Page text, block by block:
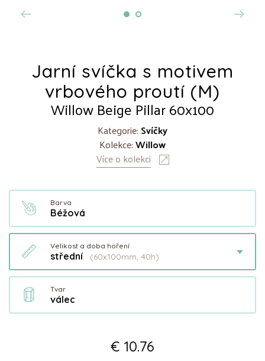
Jarní svíčka s motivem
vrbového proutí (M)
Willow Beige Pillar 60x100
Kategorie: Svíčky
Kolekce:Willow
Více o kolekci
Barva
Béžová
Velikost a doba hoření
střední (60x100mm, 40h)
Tvar
válec
€ 10.76